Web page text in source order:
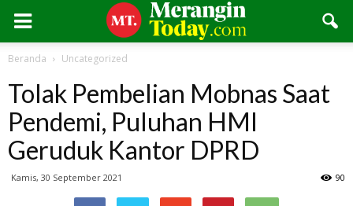
Beranda Uncategorized
Tolak Pembelian Mobnas Saat
Pendemi, Puluhan HMI
Geruduk Kantor DPRD
Kamis, 30 September 2021 90